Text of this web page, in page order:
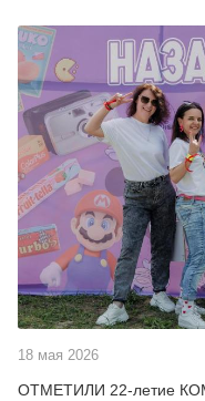
18 мая 2026
ОТМЕТИЛИ 22-летие